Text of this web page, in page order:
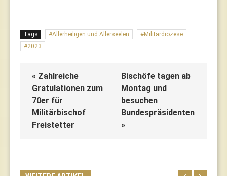
Tags Allerheiligen und Allerseelen
Militärdiözese
2023
« Zahlreiche
Gratulationen zum
70er für
Militärbischof
Freistetter
Bischöfe tagen ab
Montag und
besuchen
Bundespräsidenten
»